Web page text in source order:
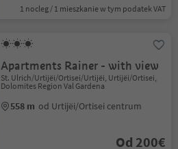
1 nocleg / 1 mieszkanie w tym podatek VAT
Apartments Rainer - with view
St. Ulrich/Urtijëi/Ortisei/Urtijëi, Urtijëi/Ortisei,
Dolomites Region Val Gardena
558 m od Urtijëi/Ortisei centrum
Od 200€